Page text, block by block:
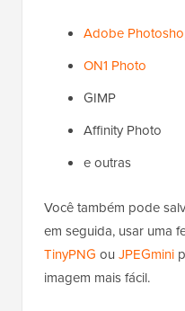
Adobe
ON1 Photo
GIMP
Affinity Photo
e outras
Você também pode
em seguida, usar uma
TinyPNG ou JPEGmini
imagem mais fácil.